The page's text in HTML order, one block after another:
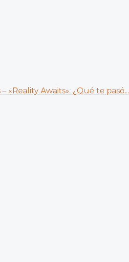
«Reality Awaits»: ¿Qué te pasó...